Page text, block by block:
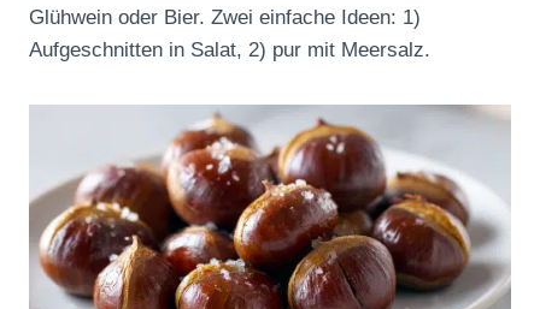
Glühwein oder Bier. Zwei einfache Ideen: 1)
Aufgeschnitten in Salat, 2) pur mit Meersalz.